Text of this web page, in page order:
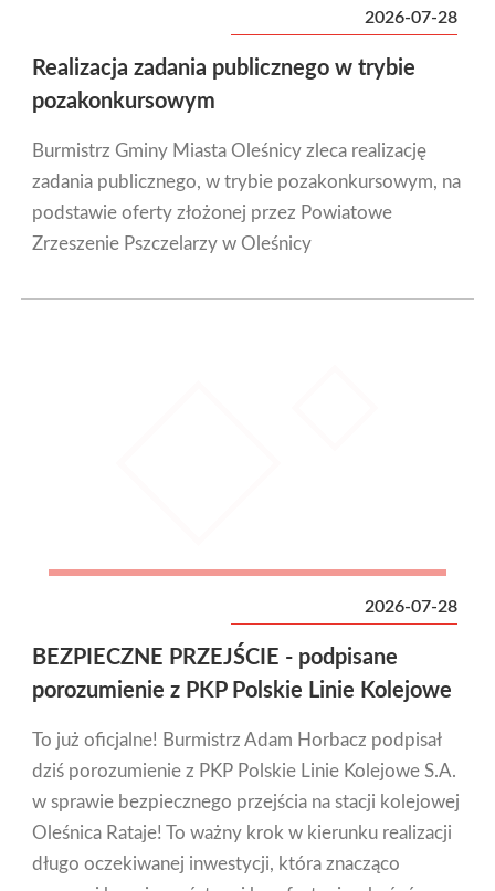
2026-07-28
Realizacja zadania publicznego w trybie
pozakonkursowym
Burmistrz Gminy Miasta Oleśnicy zleca realizację
zadania publicznego, w trybie pozakonkursowym, na
podstawie oferty złożonej przez Powiatowe
Zrzeszenie Pszczelarzy w Oleśnicy
2026-07-28
BEZPIECZNE PRZEJŚCIE - podpisane
porozumienie z PKP Polskie Linie Kolejowe
To już oficjalne! Burmistrz Adam Horbacz podpisał
dziś porozumienie z PKP Polskie Linie Kolejowe S.A.
w sprawie bezpiecznego przejścia na stacji kolejowej
Oleśnica Rataje! To ważny krok w kierunku realizacji
długo oczekiwanej inwestycji, która znacząco